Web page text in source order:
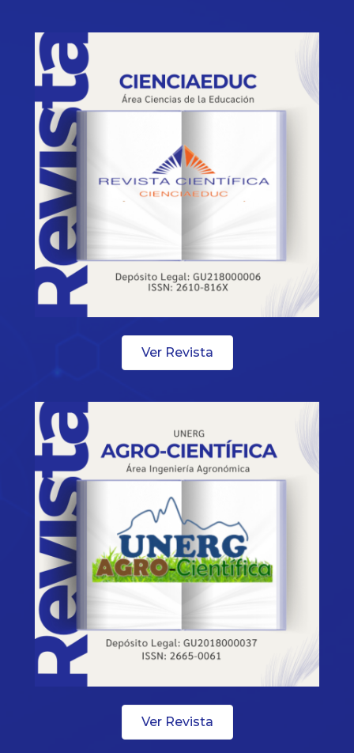
Ver Revista
Ver Revista